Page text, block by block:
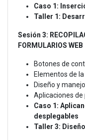
Caso 1:
Taller 1:
Sesión 3:
FORMULARIOS WEB
Botones de
Elementos de
Diseño y
Aplicaciones de
Caso 1:
desplegables
Taller 3: